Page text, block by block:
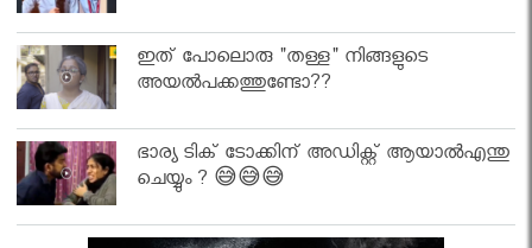
ഇത് പോലൊരു "തള്ള" നിങ്ങളുടെ
അയല്‍പക്കത്തുണ്ടോ??
ഭാര്യ ടിക് ടോക്കിന് അഡിക്റ്റ് ആയാൽഎന്തു
ചെയ്യും ? 😅😅😅